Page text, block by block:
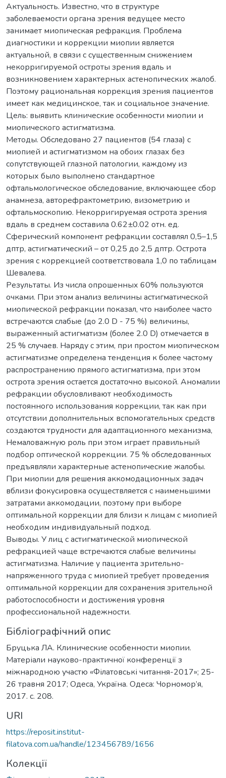
Актуальность. Известно, что в структуре
заболеваемости органа зрения ведущее место
занимает миопическая рефракция. Проблема
диагностики и коррекции миопии является
актуальной, в связи с существенным снижением
некорригируемой остроты зрения вдаль и
возникновением характерных астенопических жалоб.
Поэтому рациональная коррекция зрения пациентов
имеет как медицинское, так и социальное значение.
Цель: выявить клинические особенности миопии и
миопического астигматизма.
Методы. Обследовано 27 пациентов (54 глаза) с
миопией и астигматизмом на обоих глазах без
сопутствующей глазной патологии, каждому из
которых было выполнено стандартное
офтальмологическое обследование, включающее сбор
анамнеза, авторефрактометрию, визометрию и
офтальмоскопию. Некорригируемая острота зрения
вдаль в среднем составила 0.62±0.02 отн. ед.
Сферический компонент рефракции составлял 0,5–1,5
дптр, астигматический – от 0,25 до 2,5 дптр. Острота
зрения с коррекцией соответствовала 1,0 по таблицам
Шевалева.
Результаты. Из числа опрошенных 60% пользуются
очками. При этом анализ величины астигматической
миопической рефракции показал, что наиболее часто
встречаются слабые (до 2.0 D - 75 %) величины,
выраженный астигматизм (более 2.0 D) отмечается в
25 % случаев. Наряду с этим, при простом миопическом
астигматизме определена тенденция к более частому
распространению прямого астигматизма, при этом
острота зрения остается достаточно высокой. Аномалии
рефракции обусловливают необходимость
постоянного использования коррекции, так как при
отсутствии дополнительных вспомогательных средств
создаются трудности для адаптационного механизма,
Немаловажную роль при этом играет правильный
подбор оптической коррекции. 75 % обследованных
предъявляли характерные астенопические жалобы.
При миопии для решения аккомодационных задач
вблизи фокусировка осуществляется с наименьшими
затратами аккомодации, поэтому при выборе
оптимальной коррекции для близи к лицам с миопией
необходим индивидуальный подход.
Выводы. У лиц с астигматической миопической
рефракцией чаще встречаются слабые величины
астигматизма. Наличие у пациента зрительно-
напряженного труда с миопией требует проведения
оптимальной коррекции для сохранения зрительной
работоспособности и достижения уровня
профессиональной надежности.
Бібліографічний опис
Бруцька ЛА. Клинические особенности миопии.
Матеріали науково-практичної конференції з
міжнародною участю «Філатовські читання-2017»; 25-
26 травня 2017; Одеса, Україна. Одеса: Чорномор’я,
2017. c. 208.
URI
https://reposit.institut-
filatova.com.ua/handle/123456789/1656
Колекції